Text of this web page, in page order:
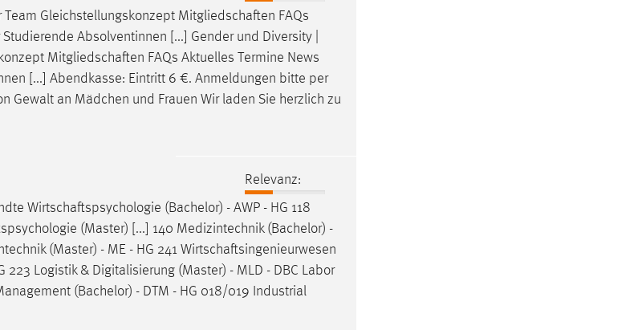
Team Gleichstellungskonzept Mitgliedschaften FAQs
Absolventinnen [...] Gender und Diversity |
Mitgliedschaften FAQs Aktuelles Termine News
[...] Abendkasse: Eintritt 6 €. Anmeldungen bitte per
Gewalt an Mädchen und Frauen Wir laden Sie herzlich zu
Relevanz:
Wirtschaftspsychologie (Bachelor) - AWP - HG 118
(Master) [...] 140 Medizintechnik (Bachelor) -
(Master) - ME - HG 241 Wirtschaftsingenieurwesen
Logistik & Digitalisierung (Master) - MLD - DBC Labor
(Bachelor) - DTM - HG 018/019 Industrial